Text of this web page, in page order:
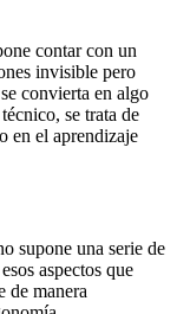
contar con un
invisible pero
convierta en algo
se trata de
en el aprendizaje
supone una serie de
aspectos que
de manera